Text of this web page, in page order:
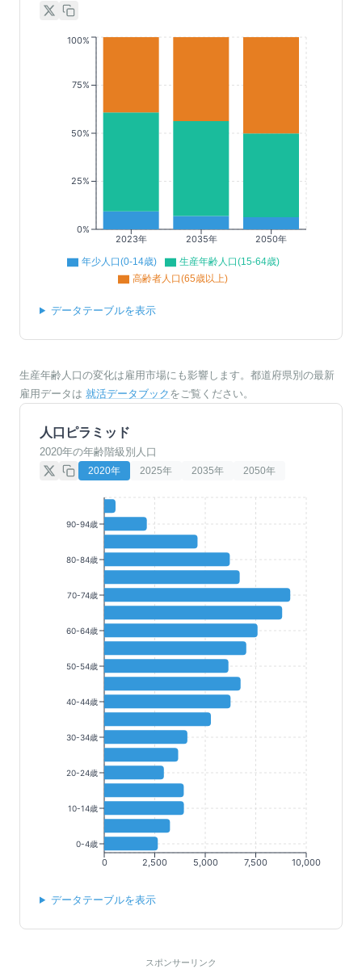
2023年 2035年 2050年
0%
25%
50%
75%
100%
年少人口(0-14歳)
生産年齢人口(15-64歳)
高齢者人口(65歳以上)
データテーブルを表示
生産年齢人口の変化は雇用市場にも影響します。都道府県別の最新
雇用データは 就活データブック をご覧ください。
人口ピラミッド
2020年の年齢階級別人口
2020年 2025年 2035年 2050年
0 2,500 5,000 7,500 10,000
90-94歳
80-84歳
70-74歳
60-64歳
50-54歳
40-44歳
30-34歳
20-24歳
10-14歳
0-4歳
データテーブルを表示
スポンサーリンク